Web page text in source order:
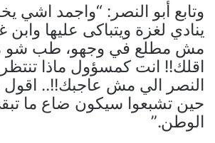
وتابع أبو النصر: “واجمد اشي
ينادي لغزة ويتباكى عليها
مش مطلع في وجهو، طب شو
اقلك!! انت كمسؤول ماذا
النصر الي مش عاجبك!!..
حين تشبعوا سيكون ضاع ما
الوطن.”